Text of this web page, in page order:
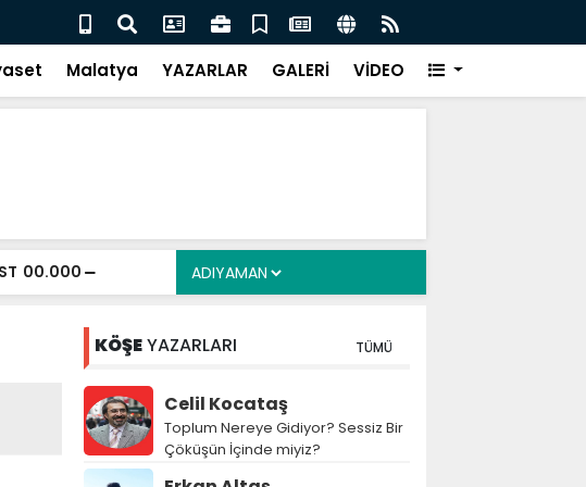
Vesayetten Siyasete: DEM Parti’nin Tarihi Sınavı
Malatya YAZARLAR GALERİ VİDEO
00.000
KÖŞEYAZARLARI TÜMÜ
Celil Kocataş
Toplum Nereye Gidiyor? Sessiz Bir
Çöküşün İçinde miyiz?